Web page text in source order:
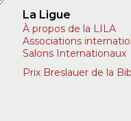
La Ligue
À propos de la LILA
Associations
Salons Internationaux
Prix Breslauer de la